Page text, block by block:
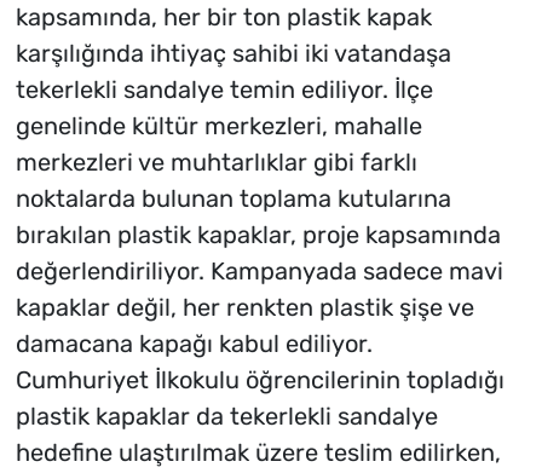
kapsamında, her bir ton plastik kapak
karşılığında ihtiyaç sahibi iki vatandaşa
tekerlekli sandalye temin ediliyor. İlçe
genelinde kültür merkezleri, mahalle
merkezleri ve muhtarlıklar gibi farklı
noktalarda bulunan toplama kutularına
bırakılan plastik kapaklar, proje kapsamında
değerlendiriliyor. Kampanyada sadece mavi
kapaklar değil, her renkten plastik şişe ve
damacana kapağı kabul ediliyor.
Cumhuriyet İlkokulu öğrencilerinin topladığı
plastik kapaklar da tekerlekli sandalye
hedefine ulaştırılmak üzere teslim edilirken,